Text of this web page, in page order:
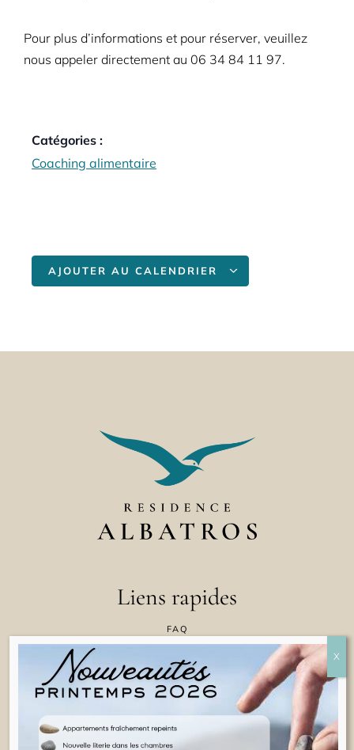
Pour plus d’informations et pour réserver, veuillez
nous appeler directement au 06 34 84 11 97.
Catégories :
Coaching alimentaire
AJOUTER AU CALENDRIER
Liens rapides
FAQ
POLITIQUE EN MATIÈRE DE COOKIES
CONDITIONS GÉNÉRALES D'UTILISATION
INFORMATIONS JURIDIQUES